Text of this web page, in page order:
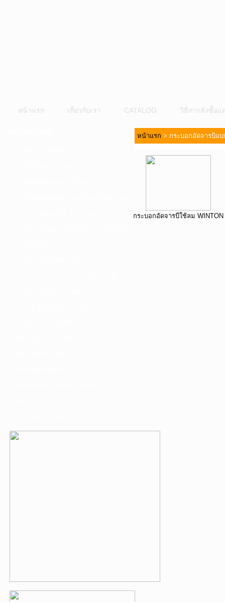
หน้าแรก เกี่ยวกับเรา CATALOG วิธีการสั่งซื้อแ
หน้าแรก > กระบอกอัดจารบีแ
กระบอกอัดจารบีใช้ลม WINTON